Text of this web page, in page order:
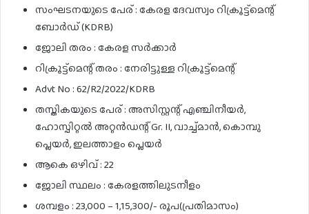
സംഘടനയുടെ പേര് : കേരള ദേവസ്വം റിക്രൂട്ട്‌മെന്റ്
ബോർഡ് (KDRB)
ജോലി തരം : കേരള സർക്കാർ
റിക്രൂട്ട്മെന്റ് തരം : നേരിട്ടുള്ള റിക്രൂട്ട്മെന്റ്
Advt No : 62/R2/2022/KDRB
തസ്തികയുടെ പേര് : അസിസ്റ്റന്റ് എഞ്ചിനീയർ,
ഹോസ്പിറ്റൽ അറ്റൻഡന്റ് Gr. II, വാച്ച്മാൻ, കൊമ്പു
പ്ലെയർ, ഇലത്താളം പ്ലെയർ
ആകെ ഒഴിവ് : 22
ജോലി സ്ഥലം : കേരളത്തിലുടനീളം
ശമ്പളം : 23,000 – 1,15,300/- രൂപ(പ്രതിമാസം)